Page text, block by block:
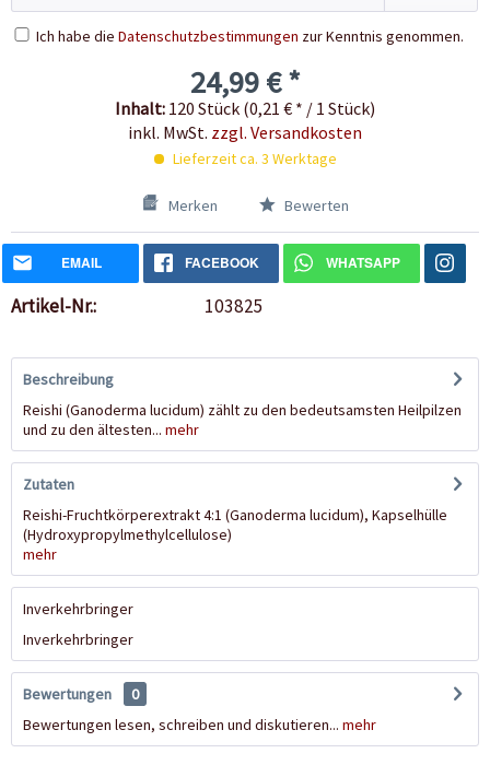
Ich habe die Datenschutzbestimmungen zur Kenntnis genommen.
24,99 € *
Inhalt: 120 Stück (0,21 € * / 1 Stück)
inkl. MwSt. zzgl. Versandkosten
Lieferzeit ca. 3 Werktage
Merken Bewerten
EMAIL FACEBOOK WHATSAPP
Artikel-Nr.: 103825
Beschreibung
Reishi (Ganoderma lucidum) zählt zu den bedeutsamsten Heilpilzen
und zu den ältesten... mehr
Zutaten
Reishi-Fruchtkörperextrakt 4:1 (Ganoderma lucidum), Kapselhülle
(Hydroxypropylmethylcellulose)
mehr
Inverkehrbringer
Inverkehrbringer
Bewertungen
0
Bewertungen lesen, schreiben und diskutieren... mehr